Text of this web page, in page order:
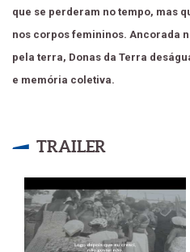
que se perderam no tempo, mas
nos corpos femininos. Ancorada
pela terra, Donas da Terra
e memória coletiva.
TRAILER